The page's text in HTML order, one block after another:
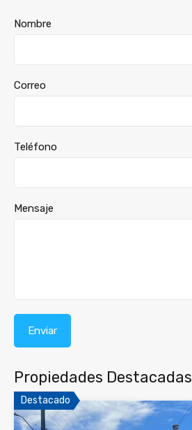
Nombre
Correo
Teléfono
Mensaje
Propiedades Destacadas
Destacado